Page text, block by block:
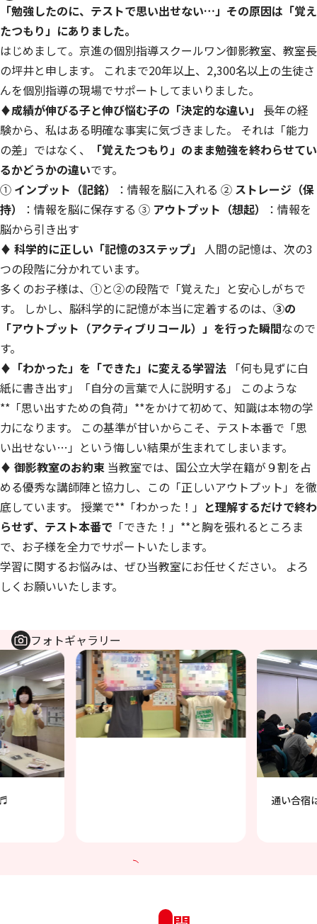
「勉強したのに、テストで思い出せない…」その原因は「覚え
たつもり」にありました。
はじめまして。京進の個別指導スクールワン御影教室、教室長
の坪井と申します。 これまで20年以上、2,300名以上の生徒さ
んを個別指導の現場でサポートしてまいりました。
♦成績が伸びる子と伸び悩む子の「決定的な違い」
長年の経
験から、私はある明確な事実に気づきました。 それは「能力
の差」ではなく、
「覚えたつもり」のまま勉強を終わらせてい
るかどうかの違いです。
① インプット（記銘） ：情報を脳に入れる ② ストレージ（保
持）
：情報を脳に保存する ③ アウトプット（想起）
：情報を
脳から引き出す
♦ 科学的に正しい「記憶の3ステップ」
人間の記憶は、次の3
つの段階に分かれています。
多くのお子様は、①と②の段階で「覚えた」と安心しがちで
す。 しかし、脳科学的に記憶が本当に定着するのは、 ③の
「アウトプット（アクティブリコール）」を行った瞬間なので
す。
♦「わかった」を「できた」に変える学習法 「何も見ずに白
紙に書き出す」「自分の言葉で人に説明する」 このような
**「思い出すための負荷」**をかけて初めて、知識は本物の学
力になります。 この基準が甘いからこそ、テスト本番で「思
い出せない…」という悔しい結果が生まれてしまいます。
♦ 御影教室のお約束 当教室では、国公立大学在籍が９割を占
める優秀な講師陣と協力し、この「正しいアウトプット」を徹
底しています。 授業で**「わかった！」 と理解するだけで終わ
らせず、テスト本番で 「できた！」**と胸を張れるところま
で、お子様を全力でサポートいたします。
学習に関するお悩みは、ぜひ当教室にお任せください。 よろ
しくお願いいたします。
フォトギャラリー
通い合宿